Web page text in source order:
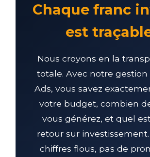
Chaque franc
est
Nous croyons en la
totale. Avec notre gestion
Ads, vous savez
votre budget, combien
vous générez, et quel
retour sur investissement.
chiffres flous, pas de